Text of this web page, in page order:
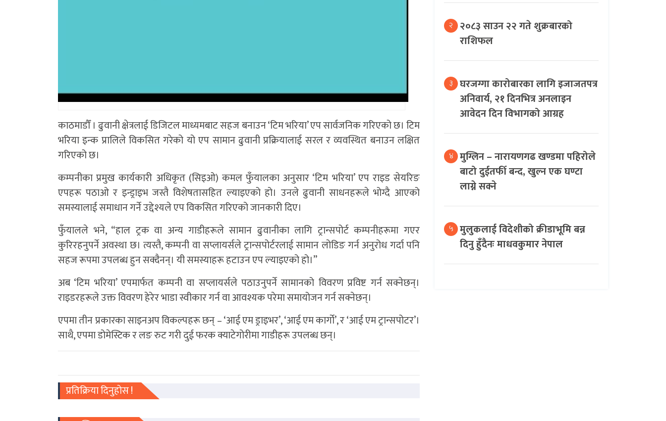
काठमाडौँ । ढुवानी क्षेत्रलाई डिजिटल माध्यमबाट सहज बनाउन ‘टिम भरिया’ एप सार्वजनिक गरिएको छ। टिम
भरिया इन्क प्रालिले विकसित गरेको यो एप सामान ढुवानी प्रक्रियालाई सरल र व्यवस्थित बनाउन लक्षित
गरिएको छ।
कम्पनीका प्रमुख कार्यकारी अधिकृत (सिइओ) कमल फुँयालका अनुसार ‘टिम भरिया’ एप राइड सेयरिङ
एपहरू पठाओ र इन्ड्राइभ जस्तै विशेषतासहित ल्याइएको हो। उनले ढुवानी साधनहरूले भोग्दै आएको
समस्यालाई समाधान गर्ने उद्देश्यले एप विकसित गरिएको जानकारी दिए।
फुँयालले भने, “हाल ट्रक वा अन्य गाडीहरूले सामान ढुवानीका लागि ट्रान्सपोर्ट कम्पनीहरूमा गएर
कुरिरहनुपर्ने अवस्था छ। त्यस्तै, कम्पनी वा सप्लायर्सले ट्रान्सपोर्टरलाई सामान लोडिङ गर्न अनुरोध गर्दा पनि
सहज रूपमा उपलब्ध हुन सक्दैनन्। यी समस्याहरू हटाउन एप ल्याइएको हो।”
अब ‘टिम भरिया’ एपमार्फत कम्पनी वा सप्लायर्सले पठाउनुपर्ने सामानको विवरण प्रविष्ट गर्न सक्नेछन्।
राइडरहरूले उक्त विवरण हेरेर भाडा स्वीकार गर्न वा आवश्यक परेमा समायोजन गर्न सक्नेछन्।
एपमा तीन प्रकारका साइनअप विकल्पहरू छन् – ‘आई एम ड्राइभर’, ‘आई एम कार्गो’, र ‘आई एम ट्रान्सपोटर’।
साथै, एपमा डोमेस्टिक र लङ रुट गरी दुई फरक क्याटेगोरीमा गाडीहरू उपलब्ध छन्।
प्रतिक्रिया दिनुहोस !
२ २०८३ साउन २२ गते शुक्रबारको
राशिफल
३ घरजग्गा कारोबारका लागि इजाजतपत्र
अनिवार्य, २१ दिनभित्र अनलाइन
आवेदन दिन विभागको आग्रह
४ मुग्लिन – नारायणगढ खण्डमा पहिरोले
बाटो दुईतर्फी बन्द, खुल्न एक घण्टा
लाग्ने सक्ने
५ मुलुकलाई विदेशीको क्रीडाभूमि बन्न
दिनु हुँदैनः माधवकुमार नेपाल